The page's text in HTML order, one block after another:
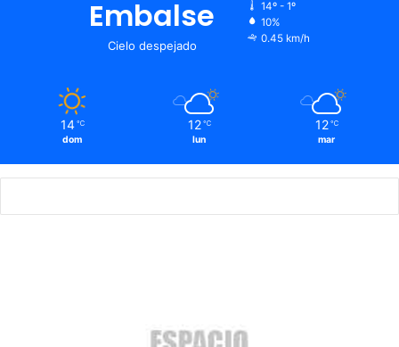
Embalse
Cielo despejado
14º - 1º
10%
0.45 km/h
14 ℃
dom
12 ℃
lun
12 ℃
mar